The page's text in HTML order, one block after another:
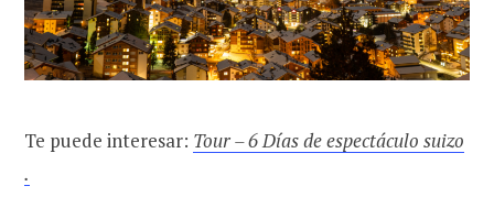
Te puede interesar: Tour – 6 Días de espectáculo suizo
.